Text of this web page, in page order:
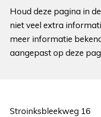
Houd deze pagina in
niet veel extra
meer informatie
aangepast op deze
Stroinksbleekweg 16